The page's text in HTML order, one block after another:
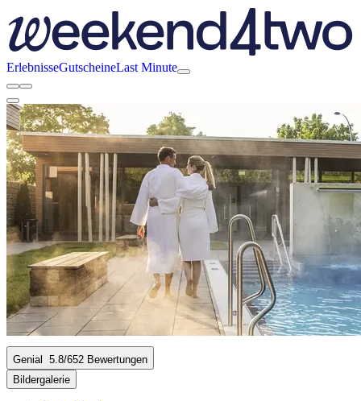
ErlebnisseGutscheineLast Minute
Genial 5.8/652 Bewertungen
Bildergalerie